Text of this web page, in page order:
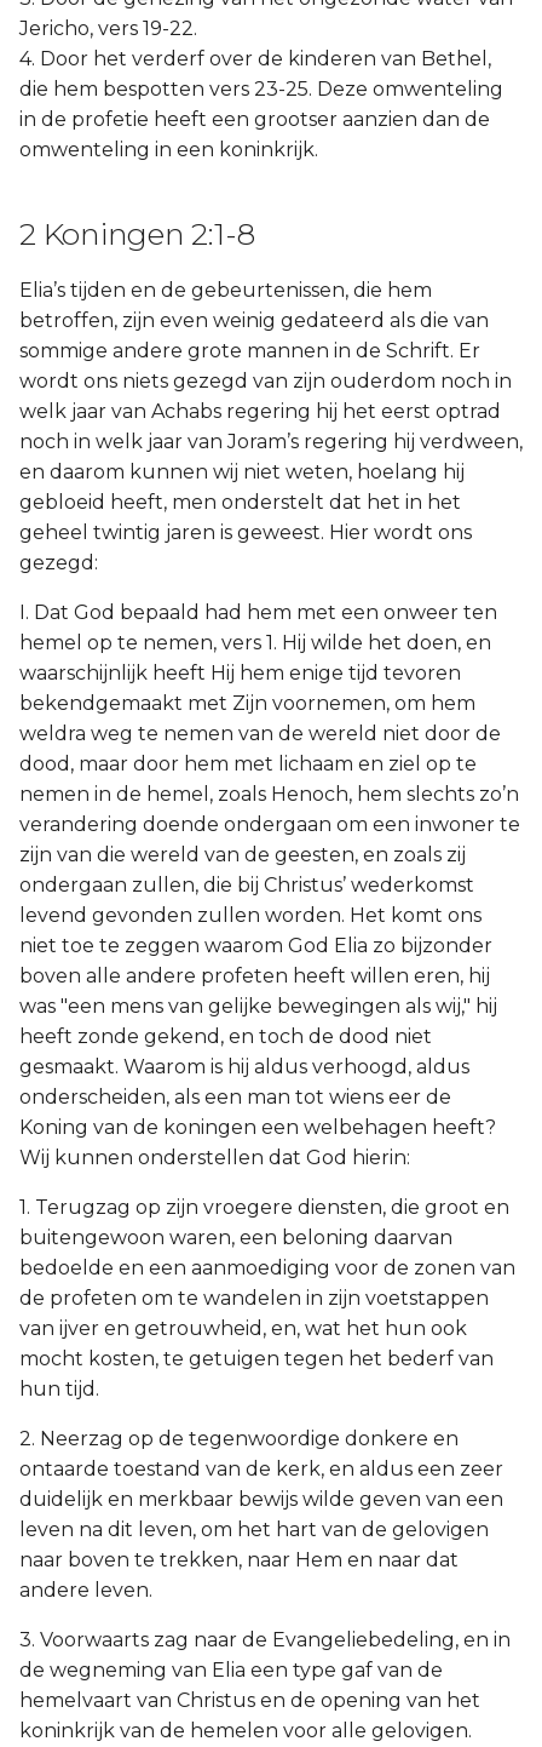
Jericho, vers 19-22.
4. Door het verderf over de kinderen van Bethel,
die hem bespotten vers 23-25. Deze omwenteling
in de profetie heeft een grootser aanzien dan de
omwenteling in een koninkrijk.
2 Koningen 2:1-8
Elia’s tijden en de gebeurtenissen, die hem
betroffen, zijn even weinig gedateerd als die van
sommige andere grote mannen in de Schrift. Er
wordt ons niets gezegd van zijn ouderdom noch in
welk jaar van Achabs regering hij het eerst optrad
noch in welk jaar van Joram’s regering hij verdween,
en daarom kunnen wij niet weten, hoelang hij
gebloeid heeft, men onderstelt dat het in het
geheel twintig jaren is geweest. Hier wordt ons
gezegd:
I. Dat God bepaald had hem met een onweer ten
hemel op te nemen, vers 1. Hij wilde het doen, en
waarschijnlijk heeft Hij hem enige tijd tevoren
bekendgemaakt met Zijn voornemen, om hem
weldra weg te nemen van de wereld niet door de
dood, maar door hem met lichaam en ziel op te
nemen in de hemel, zoals Henoch, hem slechts zo’n
verandering doende ondergaan om een inwoner te
zijn van die wereld van de geesten, en zoals zij
ondergaan zullen, die bij Christus’ wederkomst
levend gevonden zullen worden. Het komt ons
niet toe te zeggen waarom God Elia zo bijzonder
boven alle andere profeten heeft willen eren, hij
was "een mens van gelijke bewegingen als wij," hij
heeft zonde gekend, en toch de dood niet
gesmaakt. Waarom is hij aldus verhoogd, aldus
onderscheiden, als een man tot wiens eer de
Koning van de koningen een welbehagen heeft?
Wij kunnen onderstellen dat God hierin:
1. Terugzag op zijn vroegere diensten, die groot en
buitengewoon waren, een beloning daarvan
bedoelde en een aanmoediging voor de zonen van
de profeten om te wandelen in zijn voetstappen
van ijver en getrouwheid, en, wat het hun ook
mocht kosten, te getuigen tegen het bederf van
hun tijd.
2. Neerzag op de tegenwoordige donkere en
ontaarde toestand van de kerk, en aldus een zeer
duidelijk en merkbaar bewijs wilde geven van een
leven na dit leven, om het hart van de gelovigen
naar boven te trekken, naar Hem en naar dat
andere leven.
3. Voorwaarts zag naar de Evangeliebedeling, en in
de wegneming van Elia een type gaf van de
hemelvaart van Christus en de opening van het
koninkrijk van de hemelen voor alle gelovigen.